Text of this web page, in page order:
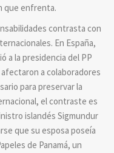
que enfrenta.
contrasta con
En España,
a la presidencia del PP
a colaboradores
para preservar la
el contraste es
islandés Sigmundur
que su esposa poseía
de Panamá, un